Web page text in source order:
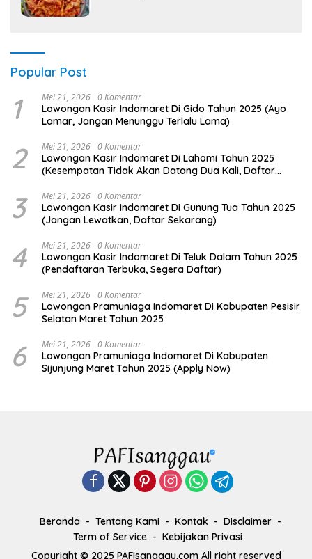
Popular Post
1 Mei 21, 2026 0 Komentar
Lowongan Kasir Indomaret Di Gido Tahun 2025 (Ayo
Lamar, Jangan Menunggu Terlalu Lama)
2 Mei 21, 2026 0 Komentar
Lowongan Kasir Indomaret Di Lahomi Tahun 2025
(Kesempatan Tidak Akan Datang Dua Kali, Daftar
3 Mei 21, 2026 0 Komentar
Lowongan Kasir Indomaret Di Gunung Tua Tahun 2025
(Jangan Lewatkan, Daftar Sekarang)
4 Mei 21, 2026 0 Komentar
Lowongan Kasir Indomaret Di Teluk Dalam Tahun 2025
(Pendaftaran Terbuka, Segera Daftar)
5 Mei 21, 2026 0 Komentar
Lowongan Pramuniaga Indomaret Di Kabupaten Pesisir
Selatan Maret Tahun 2025
6 Mei 21, 2026 0 Komentar
Lowongan Pramuniaga Indomaret Di Kabupaten
Sijunjung Maret Tahun 2025 (Apply Now)
Beranda Tentang Kami Kontak
Disclaimer
Term of Service
Kebijakan Privasi
Copyright © 2025 PAFIsanggau.com All right reserved